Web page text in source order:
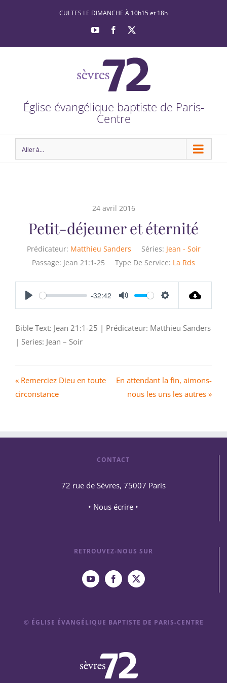
CULTES LE DIMANCHE À 10h15 et 18h
YouTubeFacebook
Église évangélique baptiste de Paris-
Centre
Aller à...
24 avril 2016
Petit-déjeuner et éternité
Prédicateur: Matthieu Sanders Séries: Jean - Soir
Passage: Jean 21:1-25 Type De Service: La Rds
Play
-32:42
Mute Settings
Bible Text: Jean 21:1-25 | Prédicateur: Matthieu Sanders
| Series: Jean – Soir
« Remerciez Dieu en toute
circonstance
En attendant la fin, aimons-
nous les uns les autres »
CONTACT
72 rue de Sèvres, 75007 Paris
• Nous écrire •
RETROUVEZ-NOUS SUR
© ÉGLISE ÉVANGÉLIQUE BAPTISTE DE PARIS-CENTRE